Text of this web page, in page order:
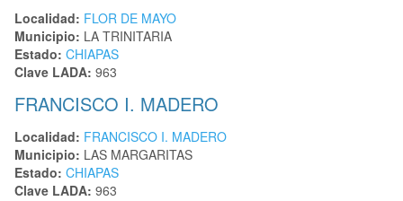
Localidad: FLOR DE MAYO
Municipio: LA TRINITARIA
Estado: CHIAPAS
Clave LADA: 963
FRANCISCO I. MADERO
Localidad: FRANCISCO I. MADERO
Municipio: LAS MARGARITAS
Estado: CHIAPAS
Clave LADA: 963